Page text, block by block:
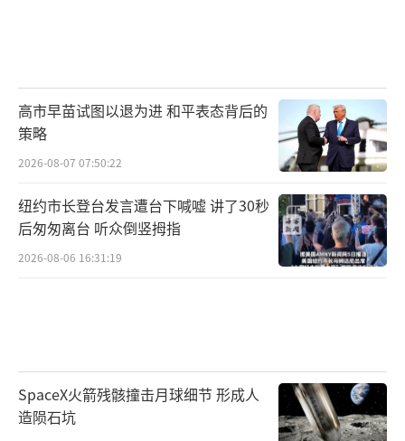
高市早苗试图以退为进 和平表态背后的
策略
2026-08-07 07:50:22
纽约市长登台发言遭台下喊嘘 讲了30秒
后匆匆离台 听众倒竖拇指
2026-08-06 16:31:19
SpaceX火箭残骸撞击月球细节 形成人
造陨石坑